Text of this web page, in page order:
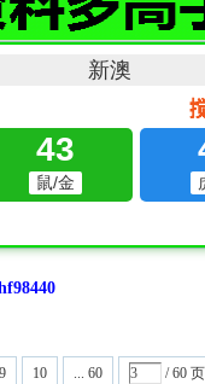
9 10 ... 60 / 60 页